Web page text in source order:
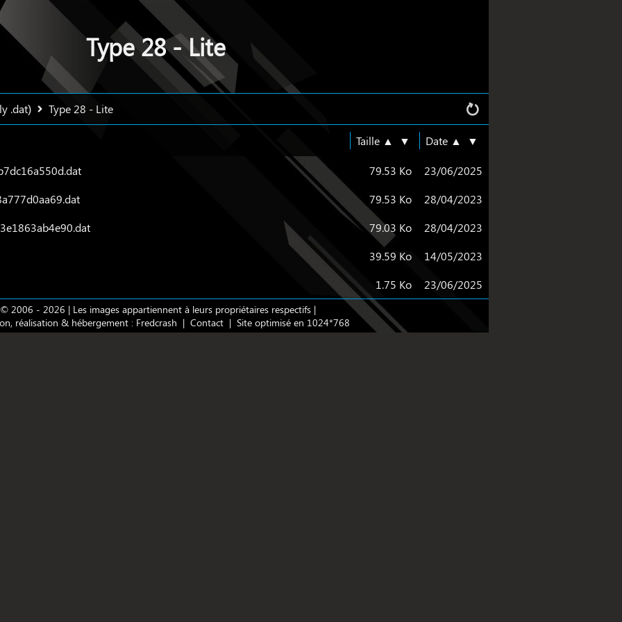
Type 28 - Lite
.dat) Type 28 - Lite
Taille ▲ ▼ Date ▲ ▼
79.53 Ko
23/06/2025
79.53 Ko
28/04/2023
79.03 Ko
28/04/2023
39.59 Ko
14/05/2023
1.75 Ko 23/06/2025
2006 - 2026 | Les images appartiennent à leurs propriétaires respectifs |
réalisation & hébergement : Fredcrash | Contact| Site optimisé en 1024*768